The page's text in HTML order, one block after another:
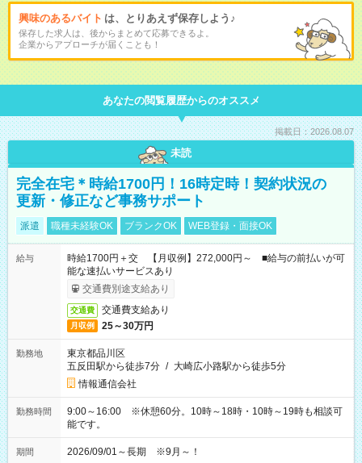
興味のあるバイト は、とりあえず保存しよう♪
保存した求人は、後からまとめて応募できるよ。
企業からアプローチが届くことも！
あなたの閲覧履歴からのオススメ
掲載日：2026.08.07
未読
完全在宅＊時給1700円！16時定時！契約状況の
更新・修正など事務サポート
派遣 職種未経験OK ブランクOK WEB登録・面接OK
給与
時給1700円＋交 【月収例】272,000円～ ■給与の前払いが可
能な速払いサービスあり
交通費別途支給あり
交通費 交通費支給あり
月収例 25～30万円
勤務地
東京都品川区
五反田駅から徒歩7分 / 大崎広小路駅から徒歩5分
情報通信会社
勤務時間
9:00～16:00 ※休憩60分。10時～18時・10時～19時も相談可
能です。
期間 2026/09/01～長期 ※9月～！